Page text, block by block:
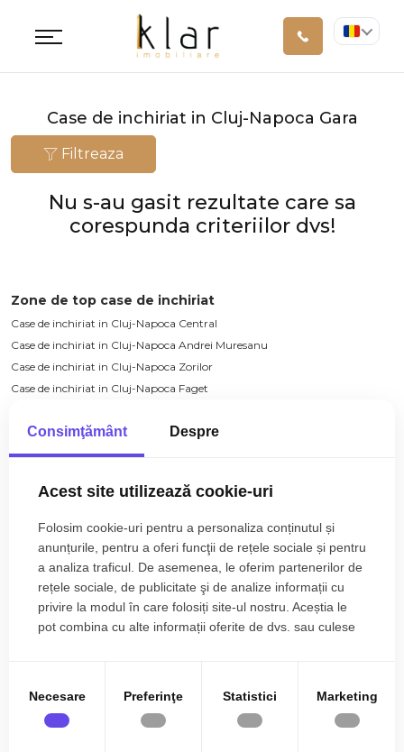
Case de inchiriat in Cluj-Napoca Gara
Filtreaza
Nu s-au gasit rezultate care sa
corespunda criteriilor dvs!
Zone de top case de inchiriat
Case de inchiriat in Cluj-Napoca Central
Case de inchiriat in Cluj-Napoca Andrei Muresanu
Case de inchiriat in Cluj-Napoca Zorilor
Case de inchiriat in Cluj-Napoca Faget
Case de inchiriat in Cluj-Napoca Gheorgheni
Case de inchiriat in Cluj-Napoca Grigorescu
Case de inchiriat in Cluj-Napoca Europa
Case de inchiriat in Cluj-Napoca Buna-Ziua
Case de inchiriat in Cluj-Napoca Calea Turzii
Case de inchiriat in Cluj-Napoca Gruia
Numar de camere case de inchiriat
Case de inchiriat 4 camere
Case de inchiriat 5 camere
Vezi mai mult
0731 813 131
Consimţământ Despre
Acest site utilizează cookie-uri
Folosim cookie-uri pentru a personaliza conținutul și
anunțurile, pentru a oferi funcţii de rețele sociale și pentru
a analiza traficul. De asemenea, le oferim partenerilor de
rețele sociale, de publicitate şi de analize informații cu
privire la modul în care folosiți site-ul nostru. Aceștia le
pot combina cu alte informații oferite de dvs. sau culese
Necesare Preferinţe Statistici Marketing